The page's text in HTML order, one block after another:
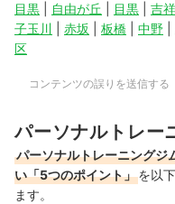
目黒
自由が丘 目黒 吉
子玉川
赤坂 板橋 中野
区
コンテンツの誤りを送信する
パーソナルトレー
パーソナルトレーニングジ
い「5つのポイント」を以
ます。